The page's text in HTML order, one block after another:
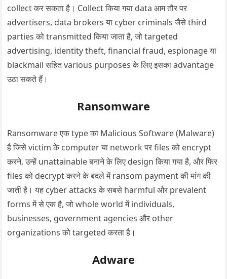
collect कर सकता है। Collect किया गया data आम तौर पर
advertisers, data brokers या cyber criminals जैसे third
parties को transmitted किया जाता है, जो targeted
advertising, identity theft, financial fraud, espionage या
blackmail सहित various purposes के लिए इसका advantage
उठा सकते हैं।
Ransomware
Ransomware एक type का Malicious Software (Malware)
है जिसे victim के computer या network पर files को encrypt
करने, उन्हें unattainable बनाने के लिए design किया गया है, और फिर
files को decrypt करने के बदले में ransom payment की मांग की
जाती है। यह cyber attacks के सबसे harmful और prevalent
forms में से एक है, जो whole world में individuals,
businesses, government agencies और other
organizations को targeted करता है।
Adware